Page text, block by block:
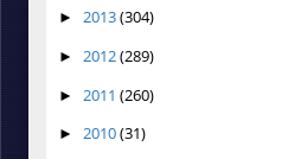
► 2013(304)
► 2012(289)
► 2011 (260)
► 2010(31)